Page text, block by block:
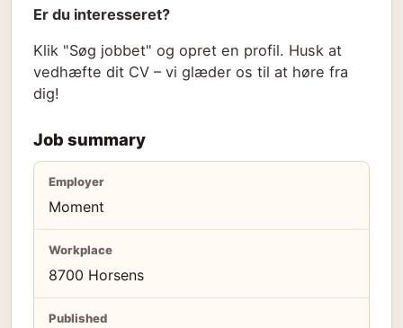
Er du interesseret?
Klik "Søg jobbet" og opret en profil. Husk at
vedhæfte dit CV – vi glæder os til at høre fra
dig!
Job summary
Employer
Moment
Workplace
8700 Horsens
Published